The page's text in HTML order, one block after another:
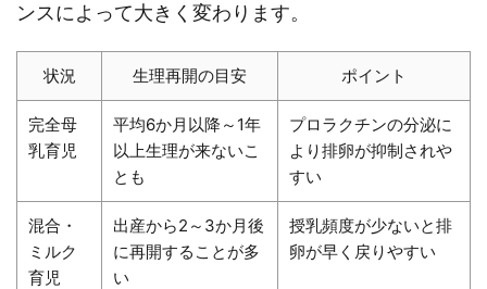
ンスによって大きく変わります。
状況 生理再開の目安 ポイント
完全母
乳育児
平均6か月以降～1年
以上生理が来ないこ
とも
プロラクチンの分泌に
より排卵が抑制されや
すい
混合・
ミルク
育児
出産から2～3か月後
に再開することが多
い
授乳頻度が少ないと排
卵が早く戻りやすい